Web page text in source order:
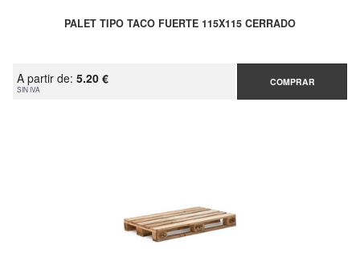
PALET TIPO TACO FUERTE 115X115 CERRADO
A partir de: 5.20 €
SIN IVA
COMPRAR